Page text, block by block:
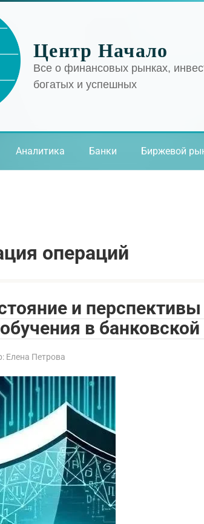
Центр Начало
Все о финансовых рынках,
богатых и успешных
Аналитика Банки Биржевой
операций
и
в
Елена Петрова